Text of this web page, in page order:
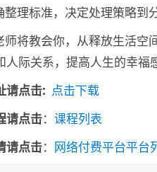
整理标准，决定处理策略到
师将教会你，从释放生活空
人际关系，提高人生的幸福
请点击: 点击下载
请点击： 课程列表
请点击： 网络付费平台平台